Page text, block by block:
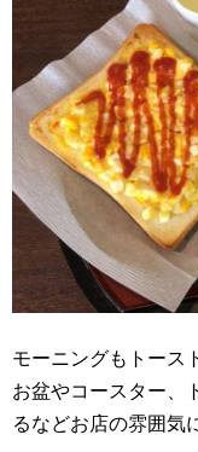
モーニングもトース
お盆やコースター、
るなどお店の雰囲気